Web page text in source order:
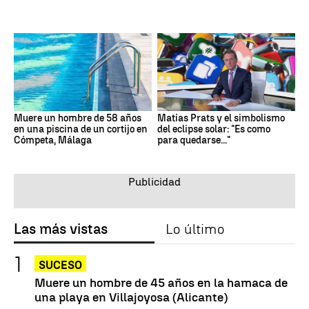
Muere un hombre de 58 años
en una piscina de un cortijo en
Cómpeta, Málaga
Matías Prats y el simbolismo
del eclipse solar: "Es como
para quedarse..."
Las más vistas Lo último
SUCESO
Muere un hombre de 45 años en la hamaca de
una playa en Villajoyosa (Alicante)